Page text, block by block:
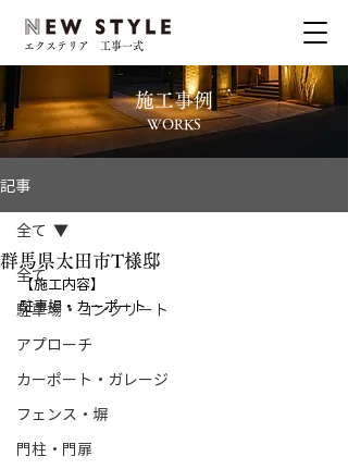
エクステリア 工事一式
施工事例
WORKS
記事
全て
駐車場・コンクリート
アプローチ
カーポート・ガレージ
フェンス・塀
門柱・門扉
全て
群馬県太田市T様邸
【施工内容】
駐車場・カーポート